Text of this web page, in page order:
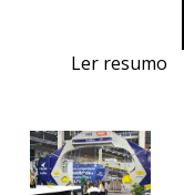
Ler resumo
Civil.